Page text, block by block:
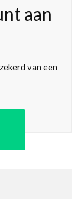
aan
van een